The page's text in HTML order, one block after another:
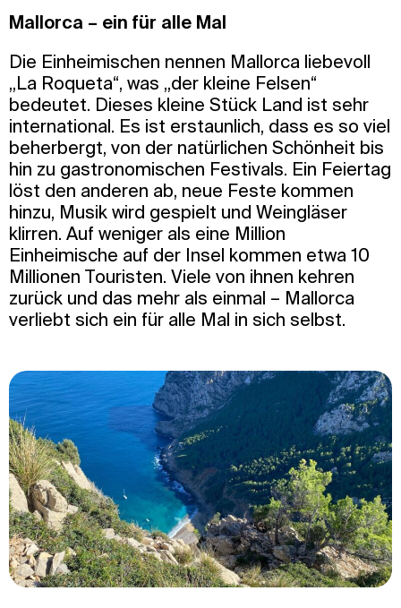
Mallorca – ein für alle Mal
Die Einheimischen nennen Mallorca liebevoll
„La Roqueta“, was „der kleine Felsen“
bedeutet. Dieses kleine Stück Land ist sehr
international. Es ist erstaunlich, dass es so viel
beherbergt, von der natürlichen Schönheit bis
hin zu gastronomischen Festivals. Ein Feiertag
löst den anderen ab, neue Feste kommen
hinzu, Musik wird gespielt und Weingläser
klirren. Auf weniger als eine Million
Einheimische auf der Insel kommen etwa 10
Millionen Touristen. Viele von ihnen kehren
zurück und das mehr als einmal – Mallorca
verliebt sich ein für alle Mal in sich selbst.